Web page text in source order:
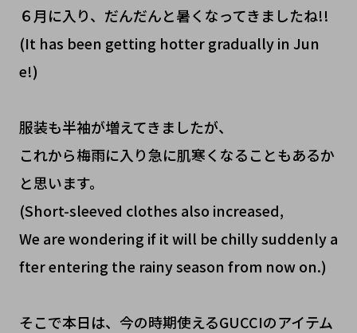
６月に入り、だんだんと暑くなってきましたね!!
(It has been getting hotter gradually in Jun
e!)
服装も半袖が増えてきましたが、
これから梅雨に入り急に肌寒くなることもあるか
と思います。
(Short-sleeved clothes also increased,
We are wondering if it will be chilly suddenly a
fter entering the rainy season from now on.)
そこで本日は、今の時期使えるGUCCIのアイテム